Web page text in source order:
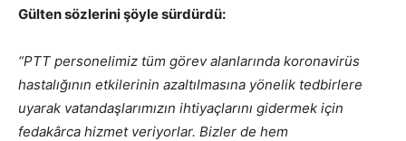
Gülten sözlerini şöyle sürdürdü:
“PTT personelimiz tüm görev alanlarında koronavirüs
hastalığının etkilerinin azaltılmasına yönelik tedbirlere
uyarak vatandaşlarımızın ihtiyaçlarını gidermek için
fedakârca hizmet veriyorlar. Bizler de hem